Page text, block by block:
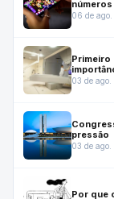
06 de
Primeiro
03 de
pressão
03 de
Por que